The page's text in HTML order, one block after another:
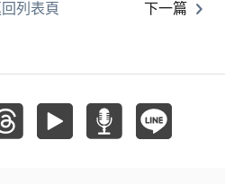
列表頁 下一篇